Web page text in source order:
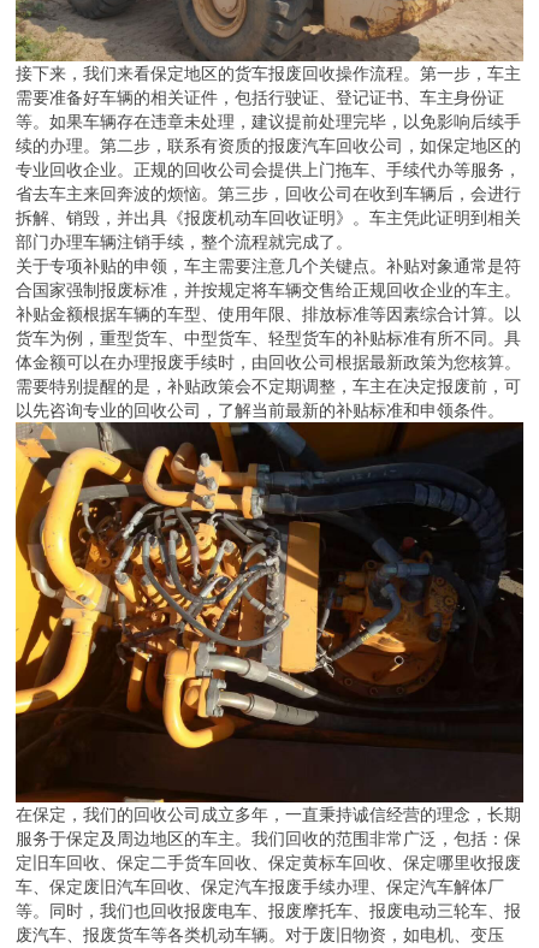
接下来，我们来看保定地区的货车报废回收操作流程。第一步，车主
需要准备好车辆的相关证件，包括行驶证、登记证书、车主身份证
等。如果车辆存在违章未处理，建议提前处理完毕，以免影响后续手
续的办理。第二步，联系有资质的报废汽车回收公司，如保定地区的
专业回收企业。正规的回收公司会提供上门拖车、手续代办等服务，
省去车主来回奔波的烦恼。第三步，回收公司在收到车辆后，会进行
拆解、销毁，并出具《报废机动车回收证明》。车主凭此证明到相关
部门办理车辆注销手续，整个流程就完成了。
关于专项补贴的申领，车主需要注意几个关键点。补贴对象通常是符
合国家强制报废标准，并按规定将车辆交售给正规回收企业的车主。
补贴金额根据车辆的车型、使用年限、排放标准等因素综合计算。以
货车为例，重型货车、中型货车、轻型货车的补贴标准有所不同。具
体金额可以在办理报废手续时，由回收公司根据最新政策为您核算。
需要特别提醒的是，补贴政策会不定期调整，车主在决定报废前，可
以先咨询专业的回收公司，了解当前最新的补贴标准和申领条件。
在保定，我们的回收公司成立多年，一直秉持诚信经营的理念，长期
服务于保定及周边地区的车主。我们回收的范围非常广泛，包括：保
定旧车回收、保定二手货车回收、保定黄标车回收、保定哪里收报废
车、保定废旧汽车回收、保定汽车报废手续办理、保定汽车解体厂
等。同时，我们也回收报废电车、报废摩托车、报废电动三轮车、报
废汽车、报废货车等各类机动车辆。对于废旧物资，如电机、变压